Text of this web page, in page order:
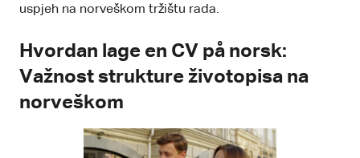
uspjeh na norveškom tržištu rada.
Hvordan lage en CV på norsk:
Važnost strukture životopisa na
norveškom